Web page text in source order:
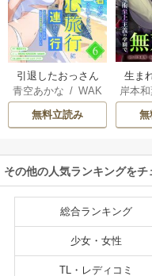
引退したおっさん
賢者だが愛弟子が
追放されてきたの
で傷心旅行に連れ
イフな旅のつもり
が、なぜか世界最
強の師弟になって
版】
青空あかな /WAK
ANA KURAGUCHI
pallet/アイラ
listaSTUDIO
無料立読み
生ま
聖、
れる
の学
岸本
染野
/
無
その他の人気ランキングをチ
総合ランキング
少女・女性
TL・レディコミ